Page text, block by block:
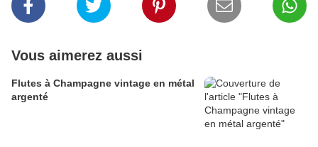
Vous aimerez aussi
Flutes à Champagne vintage en métal
argenté